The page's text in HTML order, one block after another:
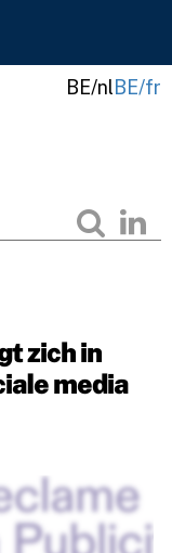
BE/nlBE/fr
zich in
media